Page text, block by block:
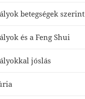
betegségek szerint
és a Feng Shui
jóslás